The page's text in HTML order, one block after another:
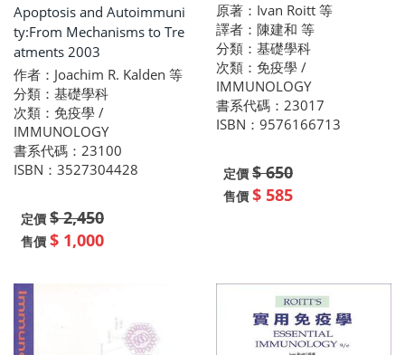
Apoptosis and Autoimmuni
ty:From Mechanisms to Tre
atments 2003
作者：Joachim R. Kalden 等
分類：基礎學科
次類：免疫學 /
IMMUNOLOGY
書系代碼：23100
ISBN：3527304428
定價 $ 2,450
售價 $ 1,000
原著：Ivan Roitt 等
譯者：陳建和 等
分類：基礎學科
次類：免疫學 /
IMMUNOLOGY
書系代碼：23017
ISBN：9576166713
定價 $ 650
售價 $ 585